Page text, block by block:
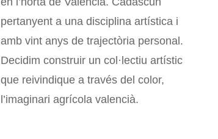
pertanyent a una disciplina artística i
amb vint anys de trajectòria personal.
Decidim construir un col·lectiu artístic
que reivindique a través del color,
l’imaginari agrícola valencià.